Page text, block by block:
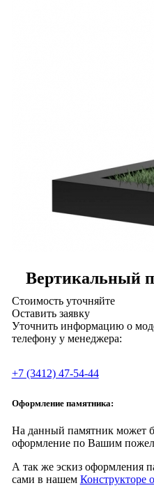
Вертикальный
Стоимость уточняйте
Оставить заявку
Уточнить информацию о
телефону у менеджера:
+7 (3412) 47-54-44
Оформление памятника:
На данный памятник может
оформление по Вашим
А так же эскиз оформления
сами в нашем Конструкторе